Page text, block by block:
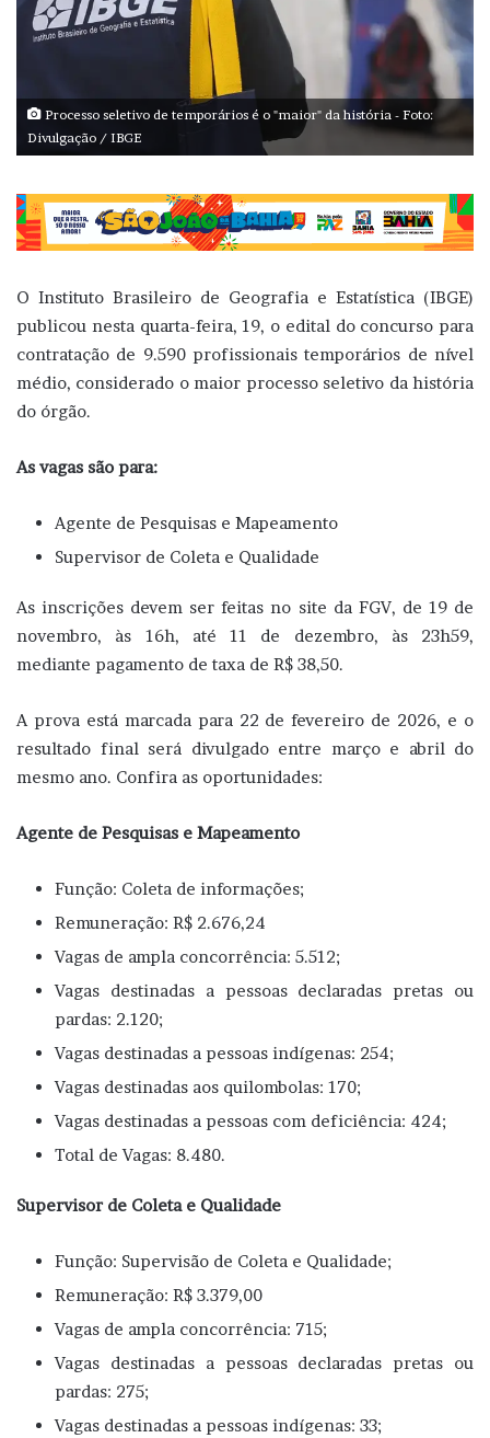
Processo seletivo de temporários é o "maior" da história - Foto:
Divulgação / IBGE
O Instituto Brasileiro de Geografia e Estatística (IBGE)
publicou nesta quarta-feira, 19, o edital do concurso para
contratação de 9.590 profissionais temporários de nível
médio, considerado o maior processo seletivo da história
do órgão.
As vagas são para:
Agente de Pesquisas e Mapeamento
Supervisor de Coleta e Qualidade
As inscrições devem ser feitas no site da FGV, de 19 de
novembro, às 16h, até 11 de dezembro, às 23h59,
mediante pagamento de taxa de R$ 38,50.
A prova está marcada para 22 de fevereiro de 2026, e o
resultado final será divulgado entre março e abril do
mesmo ano. Confira as oportunidades:
Agente de Pesquisas e Mapeamento
Função: Coleta de informações;
Remuneração: R$ 2.676,24
Vagas de ampla concorrência: 5.512;
Vagas destinadas a pessoas declaradas pretas ou
pardas: 2.120;
Vagas destinadas a pessoas indígenas: 254;
Vagas destinadas aos quilombolas: 170;
Vagas destinadas a pessoas com deficiência: 424;
Total de Vagas: 8.480.
Supervisor de Coleta e Qualidade
Função: Supervisão de Coleta e Qualidade;
Remuneração: R$ 3.379,00
Vagas de ampla concorrência: 715;
Vagas destinadas a pessoas declaradas pretas ou
pardas: 275;
Vagas destinadas a pessoas indígenas: 33;